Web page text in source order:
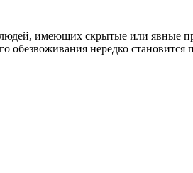
людей, имеющих скрытые или явные
нередко становится